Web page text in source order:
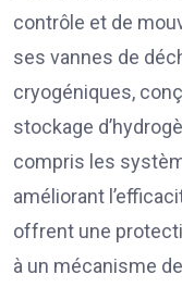
contrôle et de
ses vannes de
cryogéniques,
stockage
compris les
améliorant
offrent une
à un mécanisme